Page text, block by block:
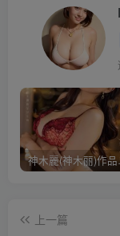
神木麗(神木
上一篇